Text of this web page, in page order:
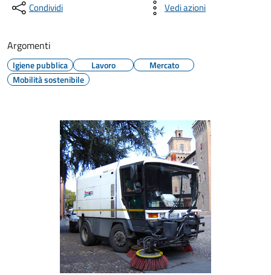
Condividi Vedi azioni
Argomenti
Igiene pubblica Lavoro
Mercato
Mobilità sostenibile